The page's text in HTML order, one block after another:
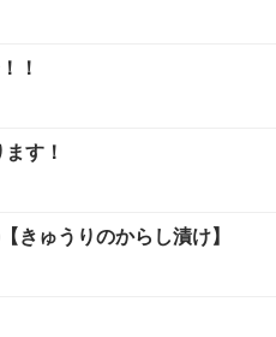
！
す！
きゅうりのからし漬け】